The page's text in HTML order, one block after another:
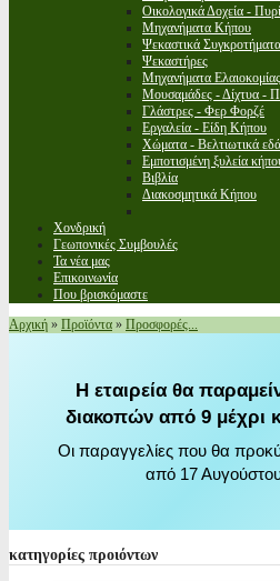
Οικολογικά Δοχεία -
Μηχανήματα Κήπου
Ψεκαστικά Συγκροτήματα
Ψεκαστήρες
Μηχανήματα Ελαιοκομίας
Μουσαμάδες - Δίχτυα -
Γλάστρες - Φερ Φορζέ
Εργαλεία - Είδη Κήπου
Χώματα - Βελτιωτικά
Εμποτισμένη ξυλεία
Βιβλία
Διακοσμητικά Κήπου
Χονδρική
Γεωπονικές Συμβουλές
Τα νέα μας
Επικοινωνία
Που βρισκόμαστε
Αρχική » Προϊόντα » Προσφορές...
Η εταιρεία θα
διακοπών από 9 μέχρι
Οι παραγγελίες που θα
από 17
κατηγορίες προιόντων